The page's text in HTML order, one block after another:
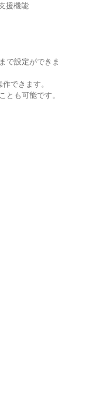
援機能
で設定ができま
できます。
とも可能です。